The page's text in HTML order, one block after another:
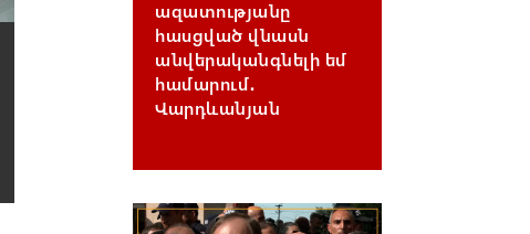
ազատությանը
հասցված վնասն
անվերականգնելի եմ
համարում․
Վարդևանյան